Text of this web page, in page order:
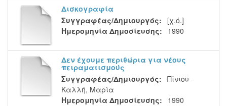
Δισκογραφία
Συγγραφέας/Δημιουργός:
[χ.ό.]
Ημερομηνία Δημοσίευσης:
1990
Δεν έχουμε περιθώρια για νέους
πειραματισμούς
Συγγραφέας/Δημιουργός: Πίνιου -
Καλλή, Μαρία
Ημερομηνία Δημοσίευσης:
1990